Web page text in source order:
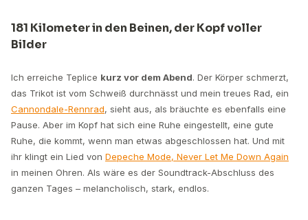
181 Kilometer in den Beinen, der Kopf voller
Bilder
Ich erreiche Teplice kurz vor dem Abend. Der Körper schmerzt,
das Trikot ist vom Schweiß durchnässt und mein treues Rad, ein
Cannondale-Rennrad, sieht aus, als bräuchte es ebenfalls eine
Pause. Aber im Kopf hat sich eine Ruhe eingestellt, eine gute
Ruhe, die kommt, wenn man etwas abgeschlossen hat. Und mit
ihr klingt ein Lied von Depeche Mode, Never Let Me Down Again
in meinen Ohren. Als wäre es der Soundtrack-Abschluss des
ganzen Tages – melancholisch, stark, endlos.